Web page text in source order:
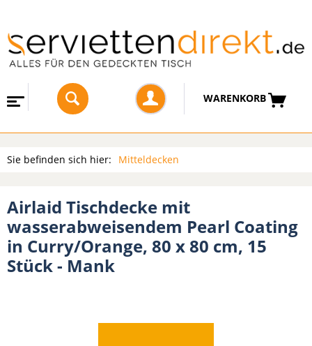
WARENKORB
Sie befinden sich hier: Mitteldecken
Airlaid Tischdecke mit
wasserabweisendem Pearl Coating
in Curry/Orange, 80 x 80 cm, 15
Stück - Mank